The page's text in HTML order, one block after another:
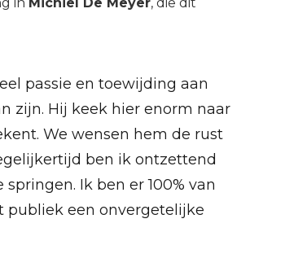
passie en toewijding aan
zijn. Hij keek hier enorm naar
We wensen hem de rust
ben ik ontzettend
Ik ben er 100% van
publiek een onvergetelijke